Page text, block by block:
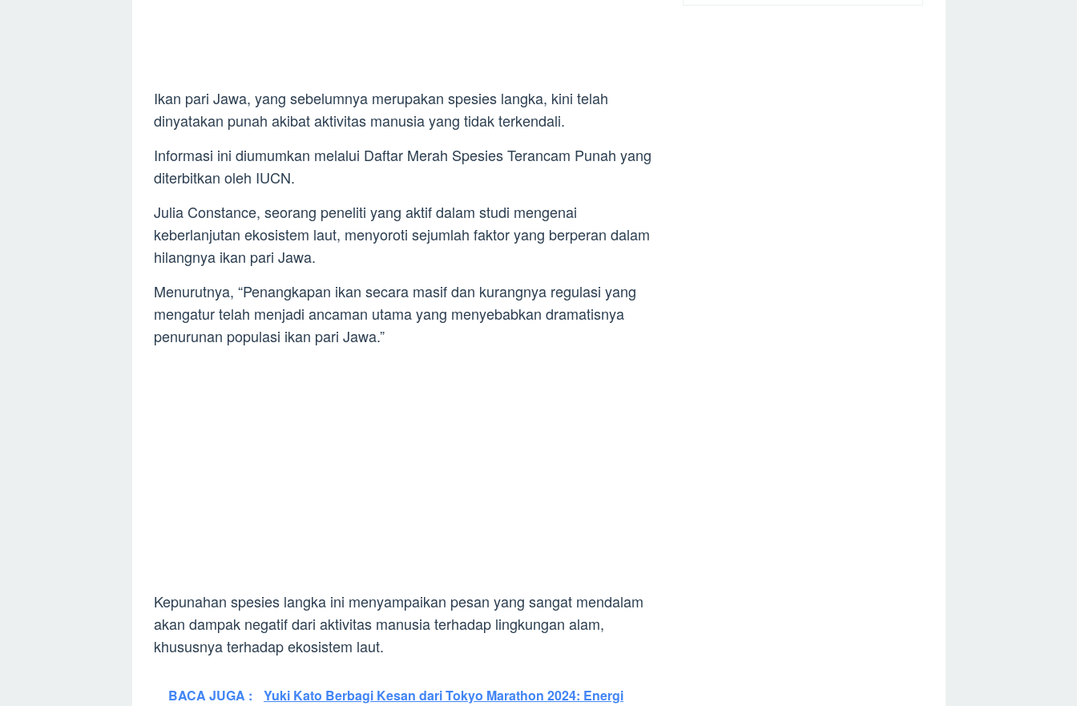
Ikan pari Jawa, yang sebelumnya merupakan spesies langka, kini telah
dinyatakan punah akibat aktivitas manusia yang tidak terkendali.
Informasi ini diumumkan melalui Daftar Merah Spesies Terancam Punah yang
diterbitkan oleh IUCN.
Julia Constance, seorang peneliti yang aktif dalam studi mengenai
keberlanjutan ekosistem laut, menyoroti sejumlah faktor yang berperan dalam
hilangnya ikan pari Jawa.
Menurutnya, “Penangkapan ikan secara masif dan kurangnya regulasi yang
mengatur telah menjadi ancaman utama yang menyebabkan dramatisnya
penurunan populasi ikan pari Jawa.”
Kepunahan spesies langka ini menyampaikan pesan yang sangat mendalam
akan dampak negatif dari aktivitas manusia terhadap lingkungan alam,
khususnya terhadap ekosistem laut.
BACA JUGA :
Yuki Kato Berbagi Kesan dari Tokyo Marathon 2024: Energi